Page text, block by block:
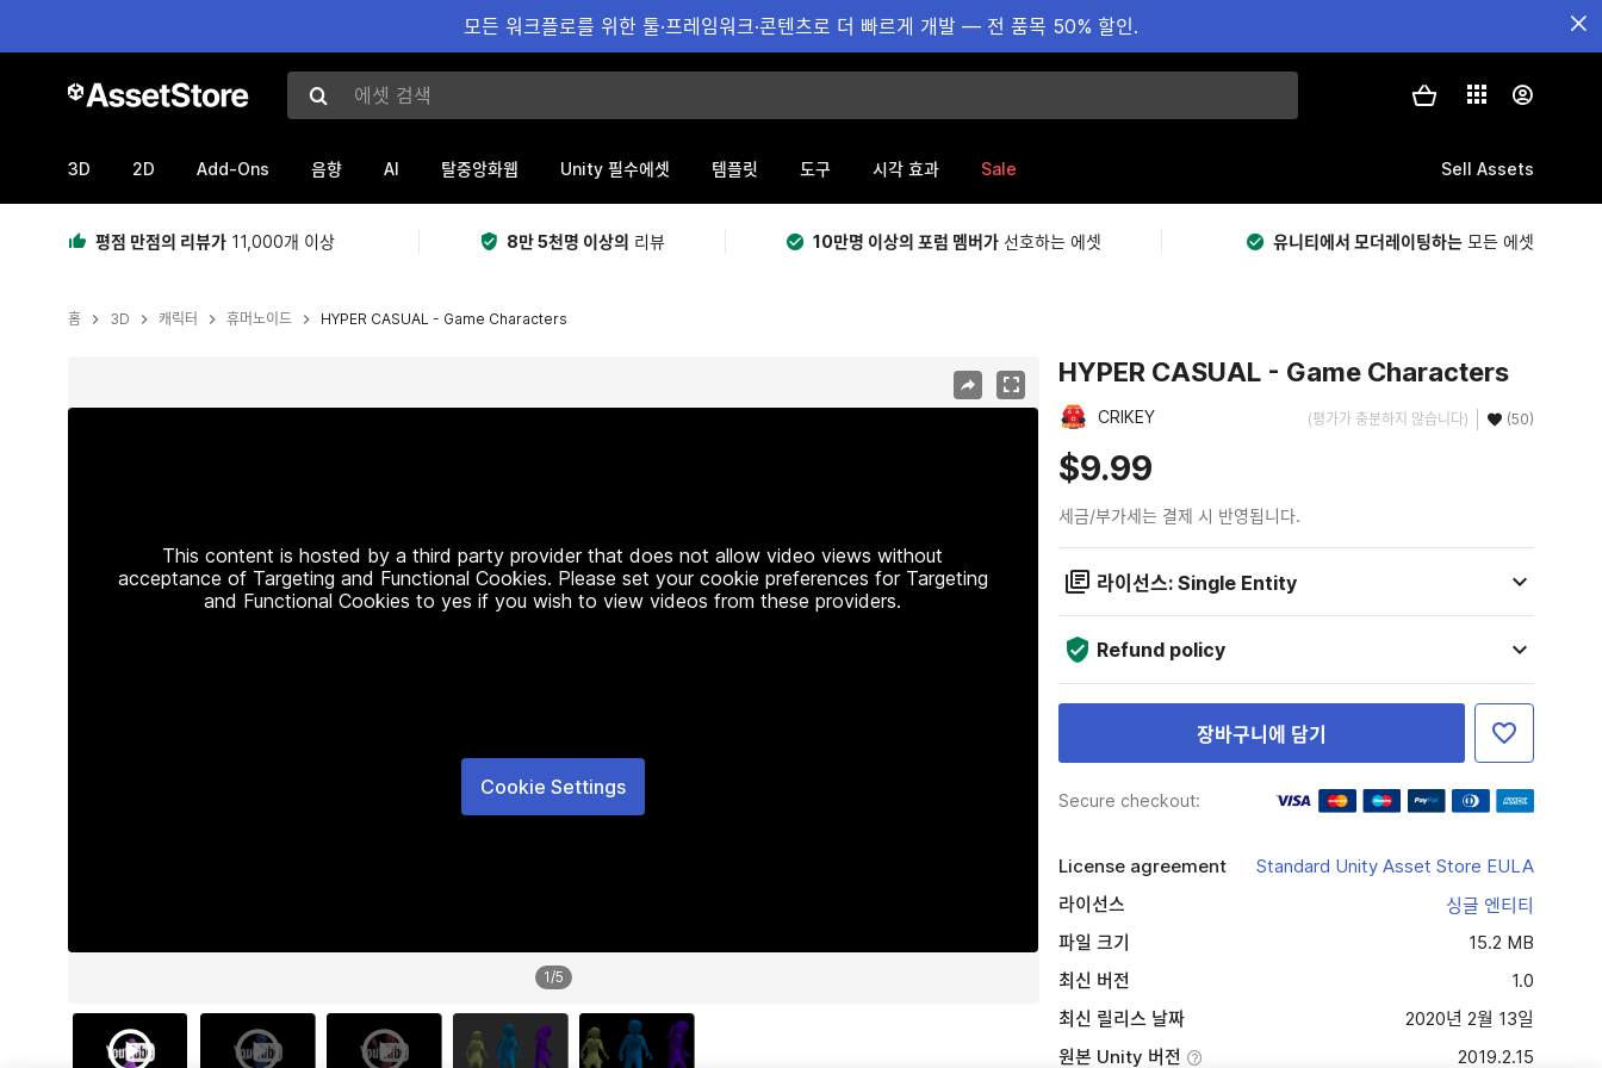
모든 워크플로를 위한 툴·프레임워크·콘텐츠로 더 빠르게 개발 — 전 품목 50% 할인.
에셋 검색
3D 2D Add-Ons 음향 AI 탈중앙화웹 Unity 필수에셋 템플릿 도구 시각 효과 Sale Sell Assets
평점 만점의 리뷰가 11,000개 이상 8만 5천명 이상의 리뷰 10만명 이상의 포럼 멤버가 선호하는 에셋 유니티에서 모더레이팅하는 모든 에셋
홈 3D 캐릭터 휴머노이드 HYPER CASUAL - Game Characters
This content is hosted by a third party provider that does not allow video views without
acceptance of Targeting and Functional Cookies. Please set your cookie preferences for Targeting
and Functional Cookies to yes if you wish to view videos from these providers.
Cookie Settings
1/5
HYPER CASUAL - Game Characters
CRIKEY (평가가 충분하지 않습니다) (50)
$9.99
세금/부가세는 결제 시 반영됩니다.
라이선스: Single Entity
Refund policy
장바구니에 담기
Secure checkout:
License agreement
Standard Unity Asset Store EULA
라이선스
싱글 엔티티
파일 크기
15.2 MB
최신 버전
1.0
최신 릴리스 날짜
2020년 2월 13일
원본 Unity 버전
2019.2.15